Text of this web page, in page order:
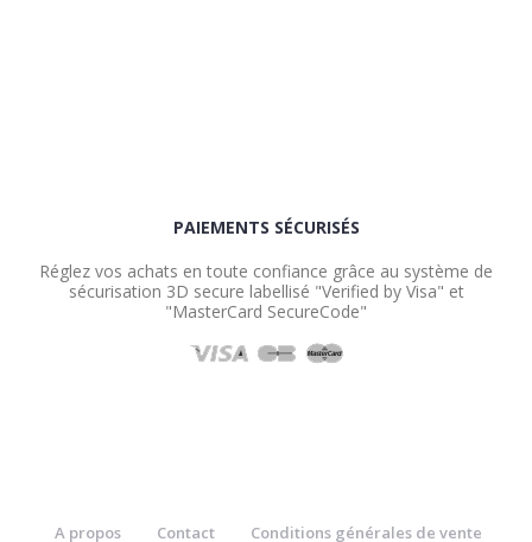
PAIEMENTS SÉCURISÉS
Réglez vos achats en toute confiance grâce au système de
sécurisation 3D secure labellisé "Verified by Visa" et
"MasterCard SecureCode"
A propos Contact Conditions générales de vente